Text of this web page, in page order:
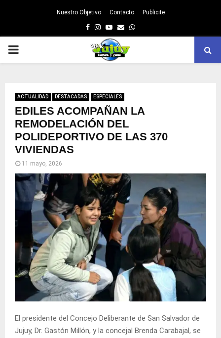
Nuestro Objetivo Contacto Publicite
Facebook
Instagram
Youtube
EmailWhatsapp
PRIMARY
ACTUALIDAD DESTACADAS ESPECIALES
EDILES ACOMPAÑAN LA
REMODELACIÓN DEL
POLIDEPORTIVO DE LAS 370
VIVIENDAS
11 mayo, 2026
El presidente del Concejo Deliberante de San Salvador de
Jujuy, Dr. Gastón Millón, y la concejal Brenda Carabajal, se